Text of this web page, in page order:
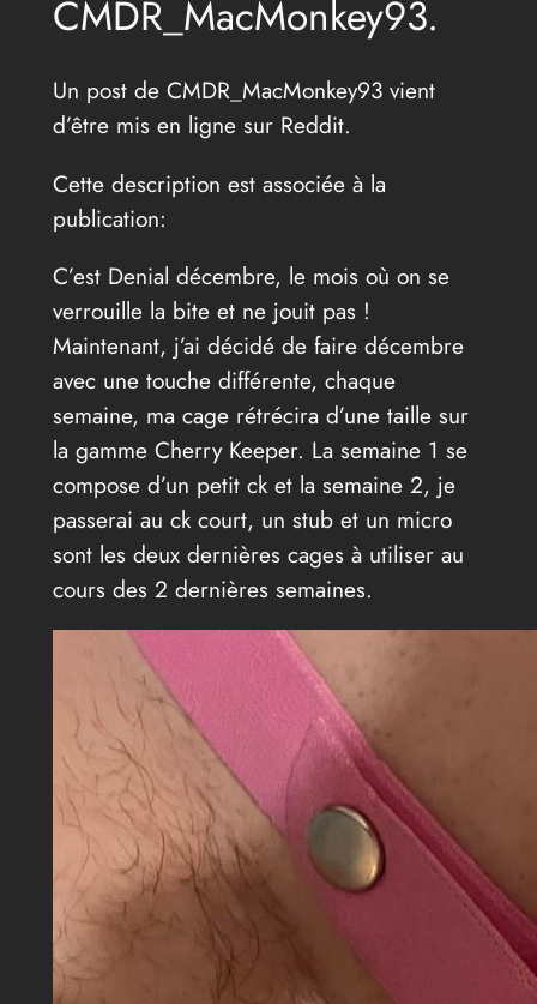
CMDR_MacMonkey93.
Un post de CMDR_MacMonkey93 vient
d’être mis en ligne sur Reddit.
Cette description est associée à la
publication:
C’est Denial décembre, le mois où on se
verrouille la bite et ne jouit pas !
Maintenant, j’ai décidé de faire décembre
avec une touche différente, chaque
semaine, ma cage rétrécira d’une taille sur
la gamme Cherry Keeper. La semaine 1 se
compose d’un petit ck et la semaine 2, je
passerai au ck court, un stub et un micro
sont les deux dernières cages à utiliser au
cours des 2 dernières semaines.